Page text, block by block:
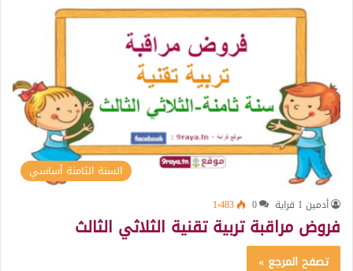
السنة الثامنة أساسي
أدمين 1 قراية 0 1٬483
فروض مراقبة تربية تقنية الثلاثي الثالث
تصفح المرجع »